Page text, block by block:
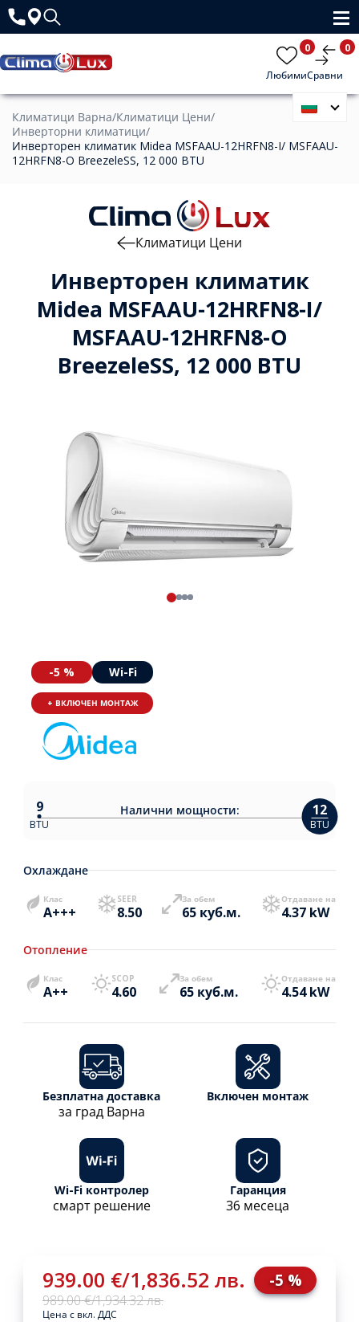
Любими
0
Сравни
0
Климатици Варна/Климатици Цени/
Инверторни климатици/
Инверторен климатик Midea MSFAAU-12HRFN8-I/ MSFAAU-
12HRFN8-O BreezeleSS, 12 000 BTU
Инверторен климатик
Midea MSFAAU-12HRFN8-I/
MSFAAU-12HRFN8-O
BreezeleSS, 12 000 BTU
Климатици Цени
939.00 €/1,836.52 лв.
989.00 €/1,934.32 лв.
-5 %
Цена с вкл. ДДС
-5 % Wi-Fi
+ ВКЛЮЧЕН МОНТАЖ
Налични мощности:
9
BTU
12
BTU
Охлаждане
Клас
A+++
SEER
8.50
За обем
65 куб.м.
Отдаване на
4.37 kW
Отопление
Клас
A++
SCOP
4.60
За обем
65 куб.м.
Отдаване на
4.54 kW
Безплатна доставка
за град Варна
Включен монтаж
Wi-Fi контролер
смарт решение
Гаранция
36 месеца